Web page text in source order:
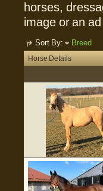
horses,
image or an
Sort By: Breed
Horse Details